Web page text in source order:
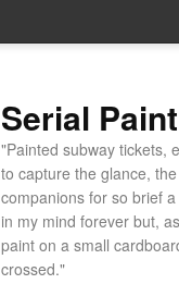
Serial
"Painted subway tickets,
to capture the glance,
companions for so brief
in my mind forever but,
paint on a small
crossed."